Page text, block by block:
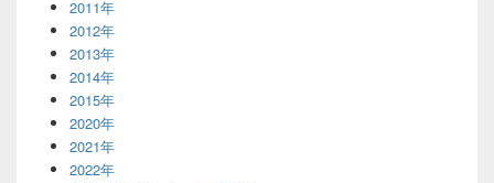
2011年
2012年
2013年
2014年
2015年
2020年
2021年
2022年